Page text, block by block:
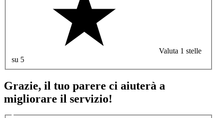
Valuta 1 stelle
su 5
Grazie, il tuo parere ci aiuterà a
migliorare il servizio!